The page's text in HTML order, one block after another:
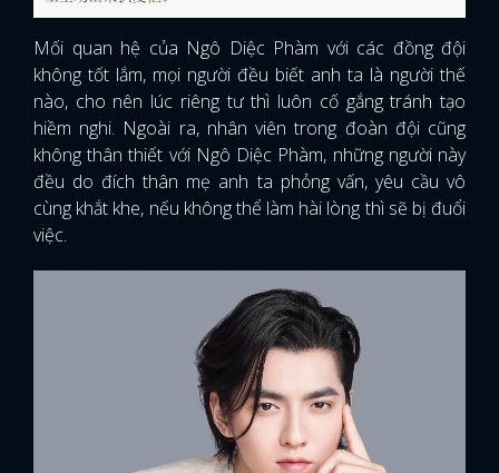
Mối quan hệ của Ngô Diệc Phàm với các đồng đội
không tốt lắm, mọi người đều biết anh ta là người thế
nào, cho nên lúc riêng tư thì luôn cố gắng tránh tạo
hiềm nghi. Ngoài ra, nhân viên trong đoàn đội cũng
không thân thiết với Ngô Diệc Phàm, những người này
đều do đích thân mẹ anh ta phỏng vấn, yêu cầu vô
cùng khắt khe, nếu không thể làm hài lòng thì sẽ bị đuổi
việc.